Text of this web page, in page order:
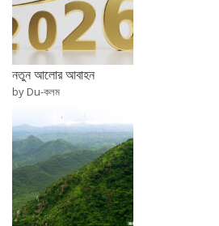
নতুন আলোর আবাহন
by Du-কলম